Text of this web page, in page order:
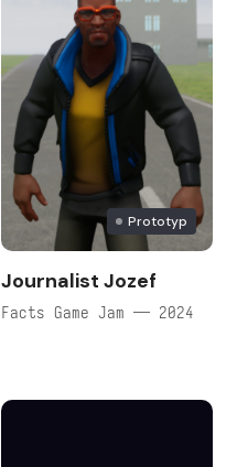
Prototyp
Journalist Jozef
Facts Game Jam — 2024